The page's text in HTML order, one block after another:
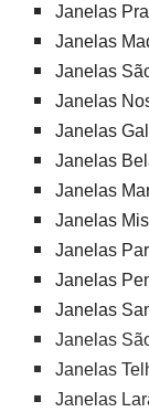
Janelas
Janelas
Janelas
Janelas
Janelas
Janelas
Janelas
Janelas
Janelas
Janelas
Janelas
Janelas
Janelas
Janelas